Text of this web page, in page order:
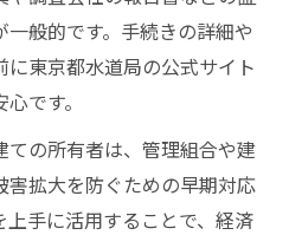
般的です。手続きの詳細や
東京都水道局の公式サイト
です。
ての所有者は、管理組合や建
拡大を防ぐための早期対応
手に活用することで、経済